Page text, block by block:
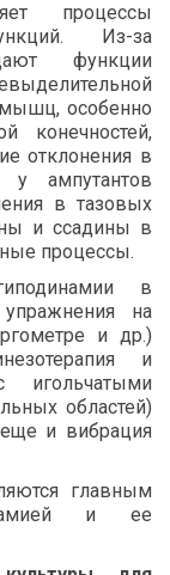
процессы
Из-за
функции
мышц, особенно
конечностей,
отклонения в
у ампутантов
в тазовых
и ссадины в
процессы.
в
на
и др.)
и
областей)
и вибрация
главным
и ее